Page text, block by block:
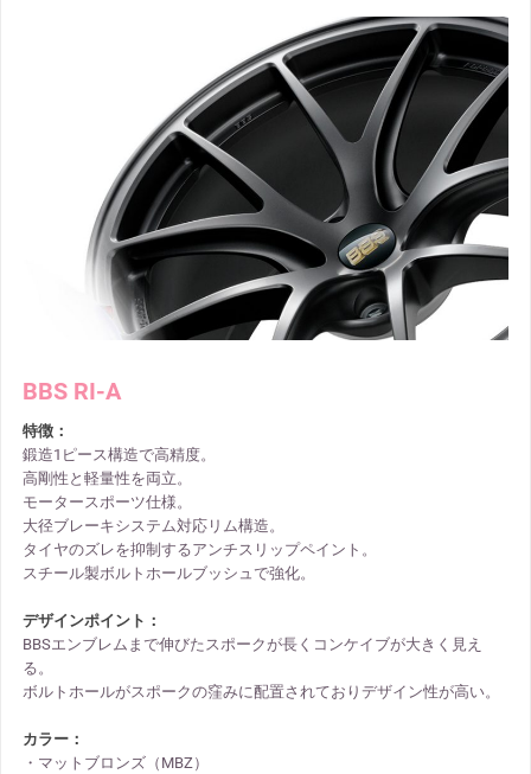
BBS RI-A
特徴：
鍛造1ピース構造で高精度。
高剛性と軽量性を両立。
モータースポーツ仕様。
大径ブレーキシステム対応リム構造。
タイヤのズレを抑制するアンチスリップペイント。
スチール製ボルトホールブッシュで強化。
デザインポイント：
BBSエンブレムまで伸びたスポークが長くコンケイブが大きく見え
る。
ボルトホールがスポークの窪みに配置されておりデザイン性が高い。
カラー：
・マットブロンズ（MBZ）